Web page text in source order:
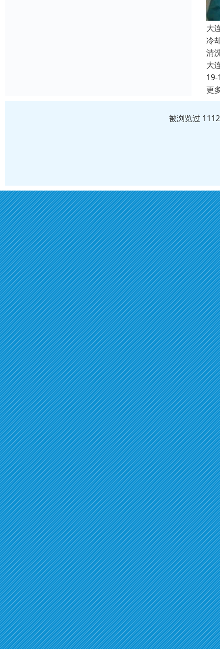
大
冷
清
大
19-
更
被浏览过